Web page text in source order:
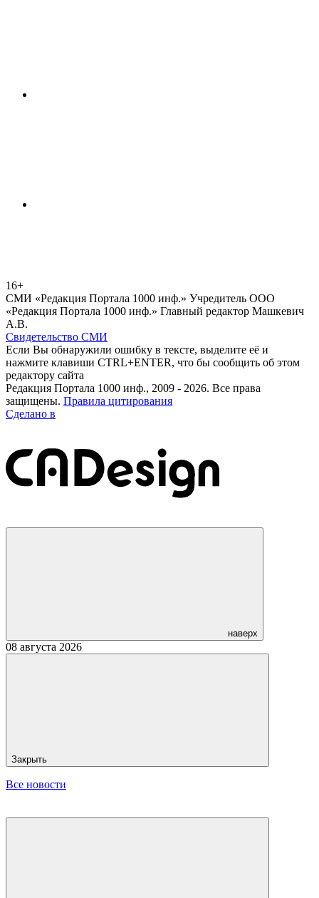
16+
СМИ «Редакция Портала 1000 инф.» Учредитель ООО
«Редакция Портала 1000 инф.» Главный редактор Машкевич
А.В.
Свидетельство СМИ
Если Вы обнаружили ошибку в тексте, выделите её и
нажмите клавиши CTRL+ENTER, что бы сообщить об этом
редактору сайта
Редакция Портала 1000 инф., 2009 - 2026. Все права
защищены. Правила цитирования
Сделано в
наверх
08 августа 2026
Закрыть
Все новости